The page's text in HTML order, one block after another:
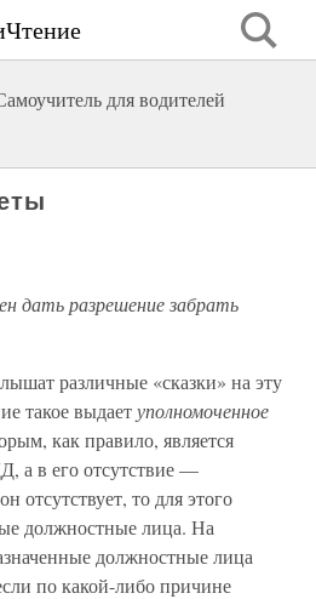
для водителей
дать разрешение забрать
различные «сказки» на эту
такое выдаетуполномоченное
как правило, является
а в его отсутствие —
отсутствует, то для этого
должностные лица. На
должностные лица
по какой-либо причине